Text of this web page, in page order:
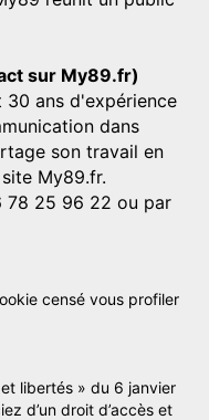
sur My89.fr)
30 ans d'expérience
dans
son travail en
My89.fr.
78 25 96 22 ou par
censé vous profiler
libertés » du 6 janvier
d’un droit d’accès et